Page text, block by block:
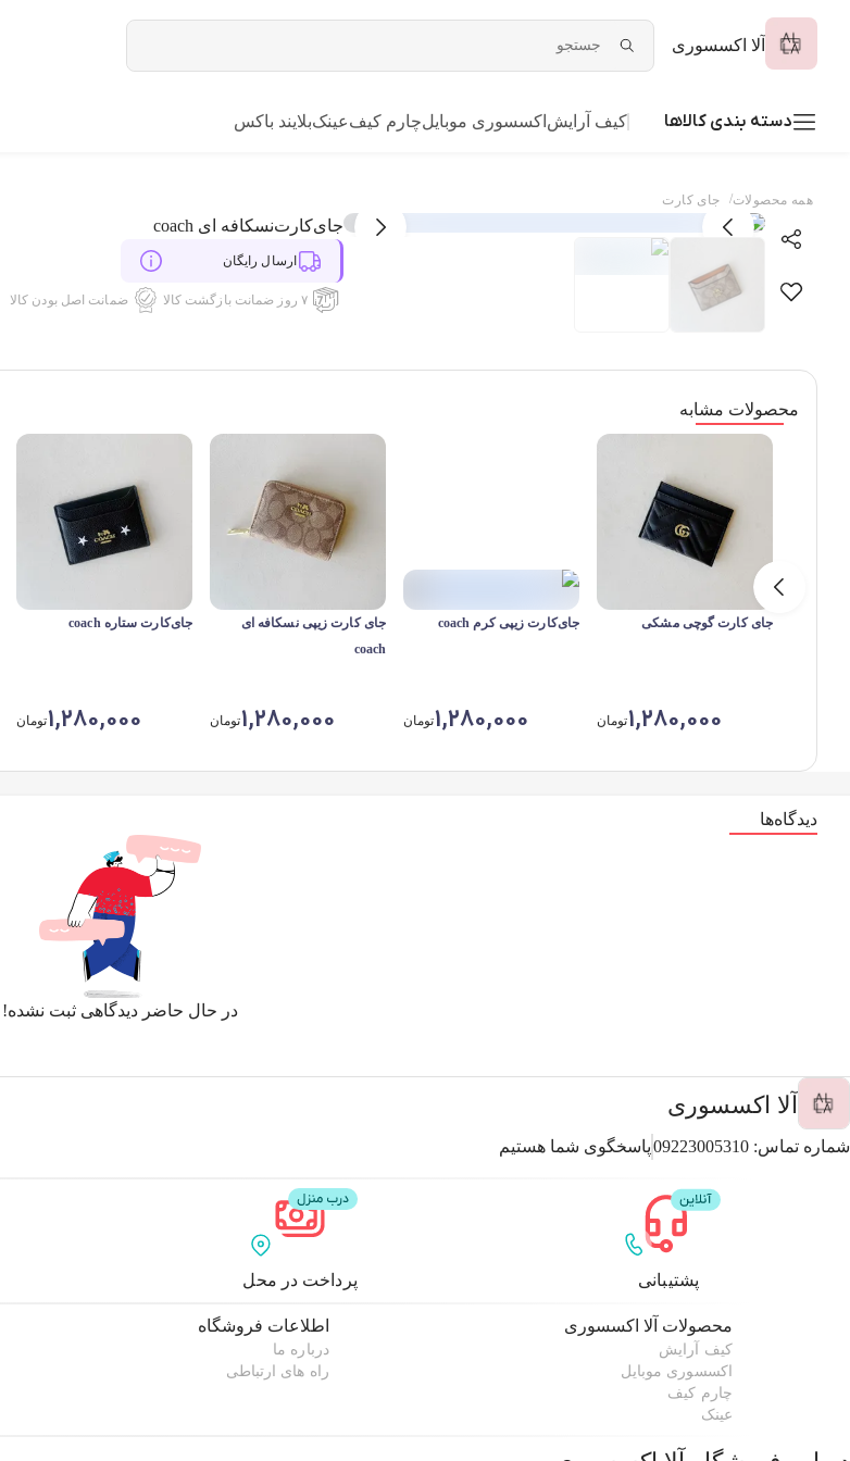
آلا اکسسوری
دسته بندی کالاها کیف آرایش اکسسوری موبایلچارم کیفعینکبلایند باکس
همه محصولات/ جای کارت
جای‌کارت‌نسکافه ای coach
ارسال رایگان
۷ روز ضمانت بازگشت کالا ضمانت اصل بودن کالا
محصولات مشابه
جای کارت گوچی مشکی
1,280,000تومان
جای‌کارت زیپی کرم coach
1,280,000تومان
جای کارت زیپی نسکافه ای
coach
1,280,000تومان
جای‌کارت ستاره coach
1,280,000تومان
دیدگاه‌ها
در حال حاضر دیدگاهی ثبت نشده!
آلا اکسسوری
شماره تماس: 09223005310پاسخگوی شما هستیم
پشتیبانی پرداخت در محل
محصولات آلا اکسسوری
کیف آرایش
اکسسوری موبایل
چارم کیف
عینک
اطلاعات فروشگاه
درباره ما
راه های ارتباطی